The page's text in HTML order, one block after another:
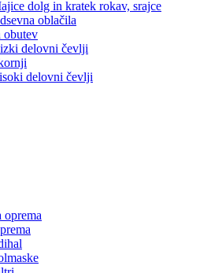
dolg in kratek rokav, srajce
oblačila
obutev
delovni čevlji
delovni čevlji
oprema